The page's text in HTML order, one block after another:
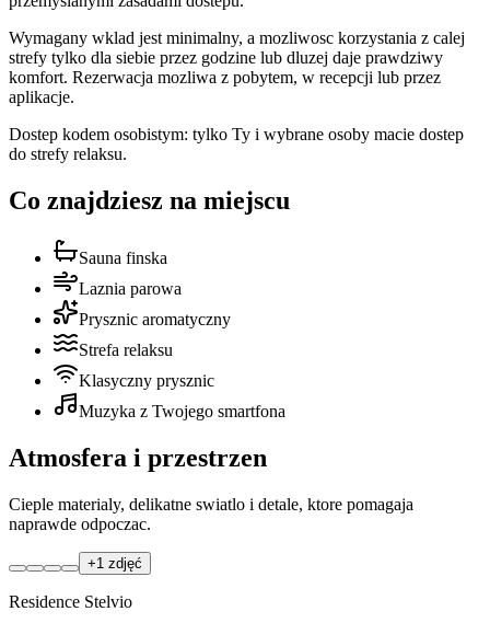
Wymagany wklad jest minimalny, a mozliwosc korzystania z calej
strefy tylko dla siebie przez godzine lub dluzej daje prawdziwy
komfort. Rezerwacja mozliwa z pobytem, w recepcji lub przez
aplikacje.
Dostep kodem osobistym: tylko Ty i wybrane osoby macie dostep
do strefy relaksu.
Co znajdziesz na miejscu
Sauna finska
Laznia parowa
Prysznic aromatyczny
Strefa relaksu
Klasyczny prysznic
Muzyka z Twojego smartfona
Atmosfera i przestrzen
Cieple materialy, delikatne swiatlo i detale, ktore pomagaja
naprawde odpoczac.
+1 zdjęć
Residence Stelvio